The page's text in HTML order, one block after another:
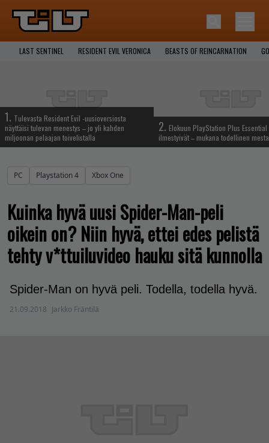
LAST SENTINEL RESIDENT EVIL VERONICA BEASTS OF REINCARNATION
1. Tulevasta Resident Evil -uusioversiosta
näyttäisi tulevan menestys – jo yli kahden
miljoonan pelaajan toivelistalla
2. Elokuun PlayStation Plus
ilmestyivät – mukana todellinen
PC Playstation 4 Xbox One
Kuinka hyvä uusi Spider-Man-peli
oikein on? Niin hyvä, ettei edes pelistä
tehty v*ttuiluvideo hauku sitä kunnolla
Spider-Man on hyvä peli. Todella, todella hyvä.
21.09.2018 Jarkko Fräntilä